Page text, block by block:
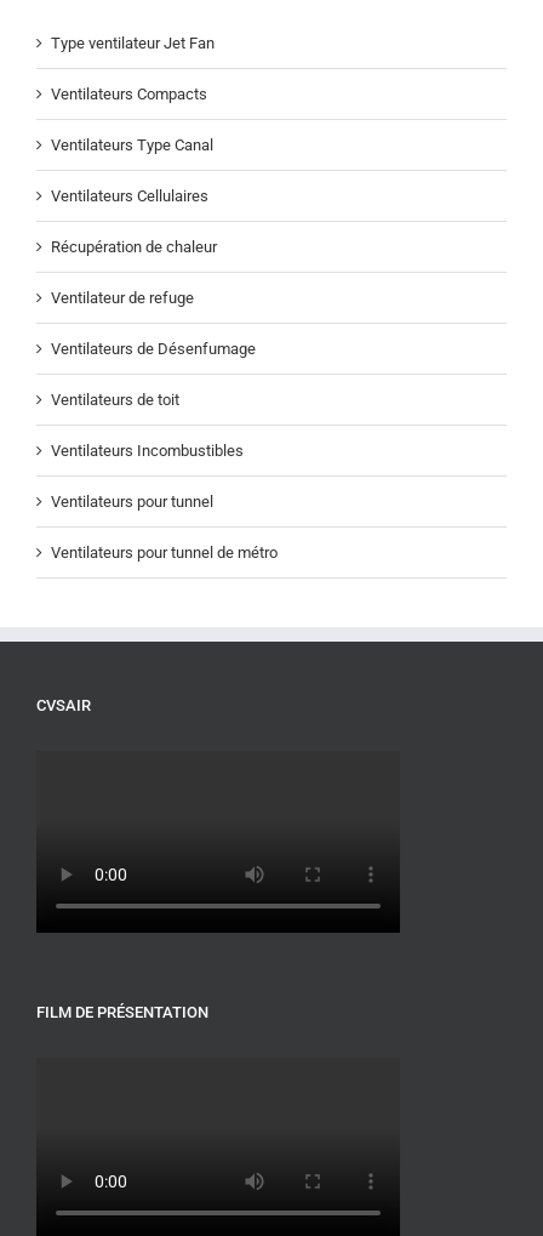
Type ventilateur Jet Fan
Ventilateurs Compacts
Ventilateurs Type Canal
Ventilateurs Cellulaires
Récupération de chaleur
Ventilateur de refuge
Ventilateurs de Désenfumage
Ventilateurs de toit
Ventilateurs Incombustibles
Ventilateurs pour tunnel
Ventilateurs pour tunnel de métro
CVSAIR
FILM DE PRÉSENTATION